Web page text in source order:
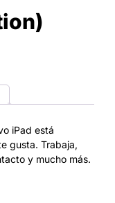
iPad está
gusta. Trabaja,
y mucho más.